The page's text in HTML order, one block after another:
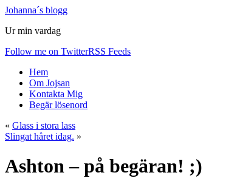
Johanna´s blogg
Ur min vardag
Follow me on TwitterRSS Feeds
Hem
Om Jojsan
Kontakta Mig
Begär lösenord
« Glass i stora lass
Slingat håret idag. »
Ashton – på begäran! ;)